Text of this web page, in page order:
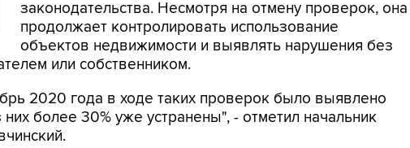
законодательства. Несмотря на отмену проверок, она
продолжает контролировать использование
объектов недвижимости и выявлять нарушения без
или собственником.
2020 года в ходе таких проверок было выявлено
более 30% уже устранены", - отметил начальник